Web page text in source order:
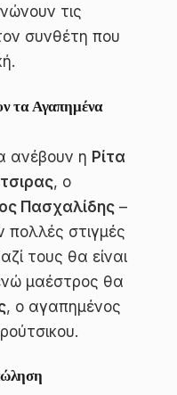
τις
συνθέτη που
τα Αγαπημένα
ανέβουν η Ρίτα
, ο
Πασχαλίδης –
πολλές στιγμές
τους θα είναι
μαέστρος θα
, ο αγαπημένος